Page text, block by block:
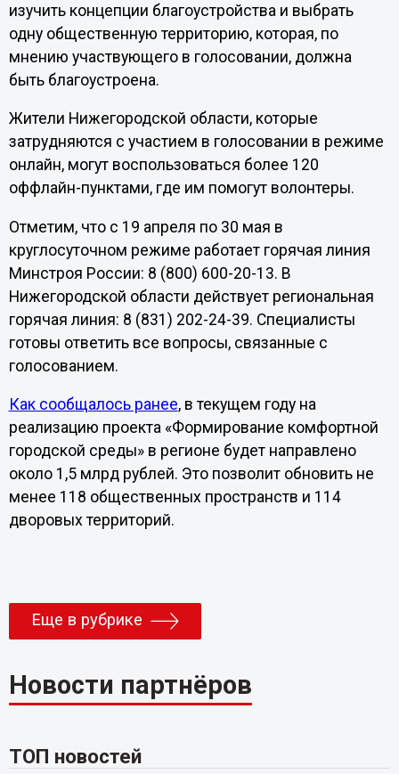
изучить концепции благоустройства и выбрать
одну общественную территорию, которая, по
мнению участвующего в голосовании, должна
быть благоустроена.
Жители Нижегородской области, которые
затрудняются с участием в голосовании в режиме
онлайн, могут воспользоваться более 120
оффлайн-пунктами, где им помогут волонтеры.
Отметим, что с 19 апреля по 30 мая в
круглосуточном режиме работает горячая линия
Минстроя России: 8 (800) 600-20-13. В
Нижегородской области действует региональная
горячая линия: 8 (831) 202-24-39. Специалисты
готовы ответить все вопросы, связанные с
голосованием.
Как сообщалось ранее, в текущем году на
реализацию проекта «Формирование комфортной
городской среды» в регионе будет направлено
около 1,5 млрд рублей. Это позволит обновить не
менее 118 общественных пространств и 114
дворовых территорий.
Еще в рубрике
Новости партнёров
ТОП новостей